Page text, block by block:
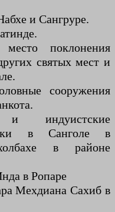
и Сангруре.
поклонения
святых мест и
сооружения
и индуистские
в Санголе в
в районе
в Ропаре
Мехдиана Сахиб в